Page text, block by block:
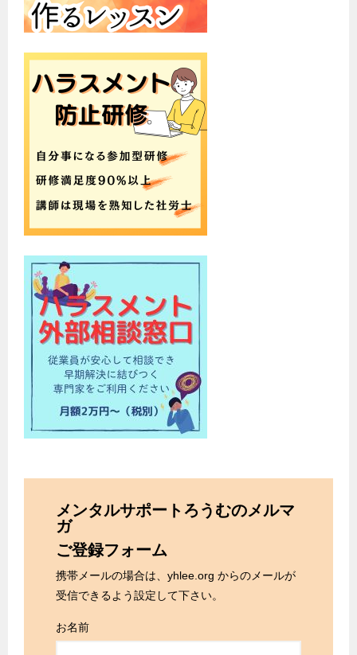
メンタルサポートろうむのメルマ
ガ
ご登録フォーム
携帯メールの場合は、yhlee.org からのメールが
受信できるよう設定して下さい。
お名前